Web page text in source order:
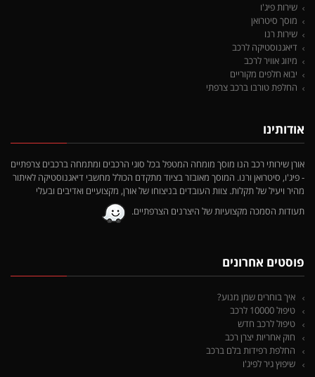
שירות פיג'ו
מוסך סיטרואן
שירות רנו
דיאגנוסטיקה לרכב
מיזוג אוויר לרכב
יבוא חלפים מקוריים
החלפת טורבו ברכב צרפתי
אודותינו
אורן שירותי רכב הנו מוסך מומחה המטפל בכל סוגי הרכבים ומתמחה ברכבים צרפתיים
- פיג'ו, סיטרואן ורנו. המוסך מאובזר בציוד מתקדם הכולל מחשבי דיאגנוסטיקה לאיתור
מהיר ויעיל של תקלות. צוות העובדים בניצוחו של אורן, מקצועיים ואדיבים ובעלי
תעודות הסמכה מקצועיות של היצרנים הצרפתיים.
פוסטים אחרונים
איך בוחרים שמן מנוע?
טיפול 10000 לרכב
טיפול לרכב חדש
חוק אחריות יצרן רכב
החלפת רפידות בלם ברכב
שיפוץ גיר לפיג'ו